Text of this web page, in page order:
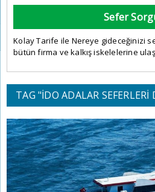
Sefer
Kolay Tarife ile Nereye gideceğinizi
bütün firma ve kalkış iskelelerine
TAG "İDO ADALAR